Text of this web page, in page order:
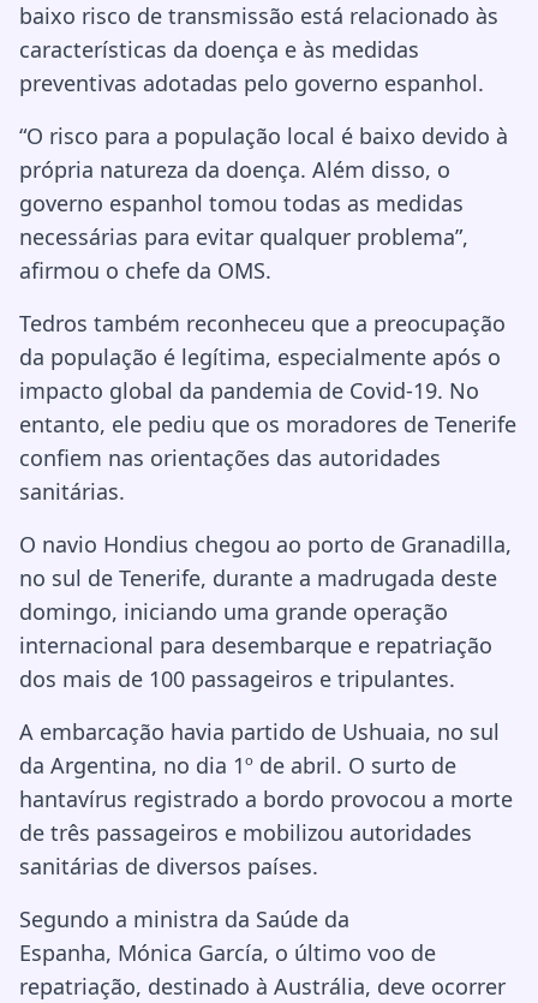
baixo risco de transmissão está relacionado às
características da doença e às medidas
preventivas adotadas pelo governo espanhol.
“O risco para a população local é baixo devido à
própria natureza da doença. Além disso, o
governo espanhol tomou todas as medidas
necessárias para evitar qualquer problema”,
afirmou o chefe da OMS.
Tedros também reconheceu que a preocupação
da população é legítima, especialmente após o
impacto global da pandemia de Covid-19. No
entanto, ele pediu que os moradores de Tenerife
confiem nas orientações das autoridades
sanitárias.
O navio Hondius chegou ao porto de Granadilla,
no sul de Tenerife, durante a madrugada deste
domingo, iniciando uma grande operação
internacional para desembarque e repatriação
dos mais de 100 passageiros e tripulantes.
A embarcação havia partido de Ushuaia, no sul
da Argentina, no dia 1º de abril. O surto de
hantavírus registrado a bordo provocou a morte
de três passageiros e mobilizou autoridades
sanitárias de diversos países.
Segundo a ministra da Saúde da
Espanha, Mónica García, o último voo de
repatriação, destinado à Austrália, deve ocorrer